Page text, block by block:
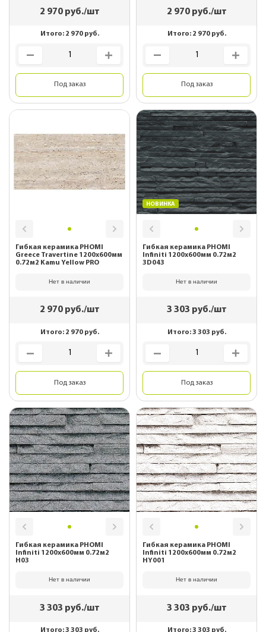
2 970руб./шт
Итого: 2 970руб.
Под заказ
2 970руб./шт
Итого: 2 970руб.
Под заказ
Гибкая керамика PHOMI
Greece Travertine 1200x600мм
0.72м2 Kamu Yellow PRO
Нет в наличии
2 970руб./шт
Итого: 2 970руб.
Под заказ
НОВИНКА
Гибкая керамика PHOMI
Infiniti 1200x600мм 0.72м2
3D043
Нет в наличии
3 303 руб./шт
Итого:3 303 руб.
Под заказ
Гибкая керамика PHOMI
Infiniti 1200x600мм 0.72м2
H03
Нет в наличии
3 303 руб./шт
Итого:3 303 руб.
Гибкая керамика PHOMI
Infiniti 1200x600мм 0.72м2
HY001
Нет в наличии
3 303 руб./шт
Итого:3 303 руб.